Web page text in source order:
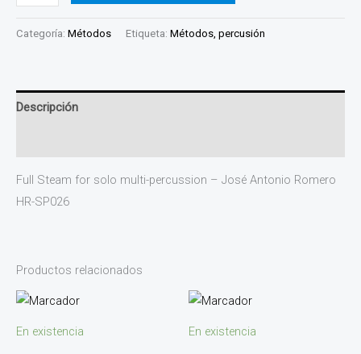
Categoría: Métodos Etiqueta: Métodos, percusión
Descripción
Full Steam for solo multi-percussion – José Antonio Romero
HR-SP026
Productos relacionados
En existencia En existencia